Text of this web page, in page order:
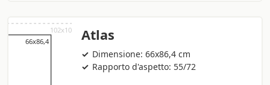
Atlas
Dimensione: 66x86,4 cm
Rapporto d'aspetto: 55/72